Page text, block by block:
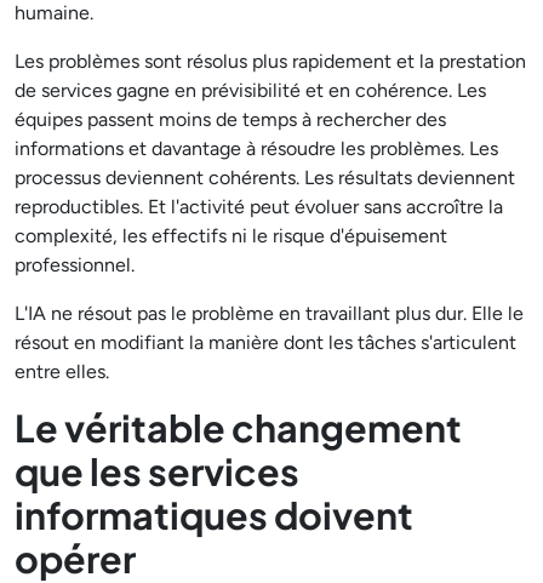
humaine.
Les problèmes sont résolus plus rapidement et la prestation
de services gagne en prévisibilité et en cohérence. Les
équipes passent moins de temps à rechercher des
informations et davantage à résoudre les problèmes. Les
processus deviennent cohérents. Les résultats deviennent
reproductibles. Et l'activité peut évoluer sans accroître la
complexité, les effectifs ni le risque d'épuisement
professionnel.
L'IA ne résout pas le problème en travaillant plus dur. Elle le
résout en modifiant la manière dont les tâches s'articulent
entre elles.
Le véritable changement
que les services
informatiques doivent
opérer